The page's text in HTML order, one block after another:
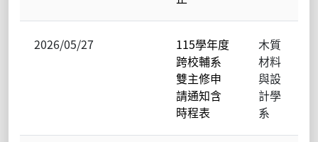
2026/05/27
115學年度
跨校輔系
雙主修申
請通知含
時程表
木質
材料
與設
計學
系